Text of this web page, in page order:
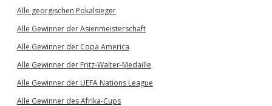
Alle georgischen Pokalsieger
Alle Gewinner der Asienmeisterschaft
Alle Gewinner der Copa America
Alle Gewinner der Fritz-Walter-Medaille
Alle Gewinner der UEFA Nations League
Alle Gewinner des Afrika-Cups